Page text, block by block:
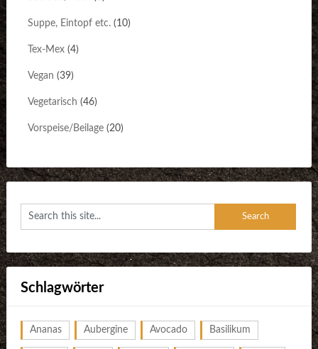
Suppe, Eintopf etc.(10)
Tex-Mex(4)
Vegan (39)
Vegetarisch (46)
Vorspeise/Beilage(20)
Schlagwörter
Ananas Aubergine Avocado Basilikum